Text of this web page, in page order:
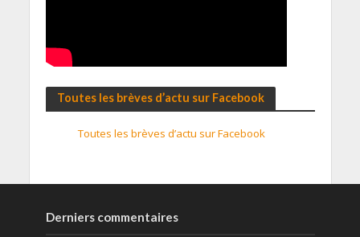
Toutes les brèves d’actu sur Facebook
Toutes les brèves d’actu sur Facebook
Derniers commentaires